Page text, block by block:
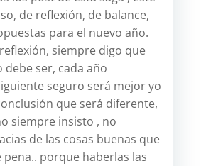
de reflexión, de balance,
para el nuevo año.
siempre digo que
debe ser, cada año
seguro será mejor yo
que será diferente,
siempre insisto , no
de las cosas buenas que
porque haberlas las